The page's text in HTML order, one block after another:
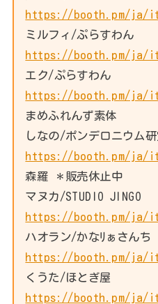
https://booth.pm/ja/
ミルフィ/ぷらすわん
https://booth.pm/ja/
エク/ぷらすわん
https://booth.pm/ja/
まめふれんず素体
しなの/ポンデロニウム
https://booth.pm/ja/
森羅 ＊販売休止中
マヌカ/STUDIO JINGO
https://booth.pm/ja/
ハオラン/かなﾘぁさんち
https://booth.pm/ja/
くうた/ほとぎ屋
https://booth.pm/ja/